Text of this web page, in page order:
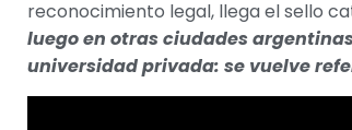
reconocimiento legal, llega el sello
luego en otras ciudades
universidad privada: se vuelve